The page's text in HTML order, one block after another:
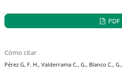
PDF
Cómo citar
Pérez G, F. H., Valderrama C., G., Blanco C.,